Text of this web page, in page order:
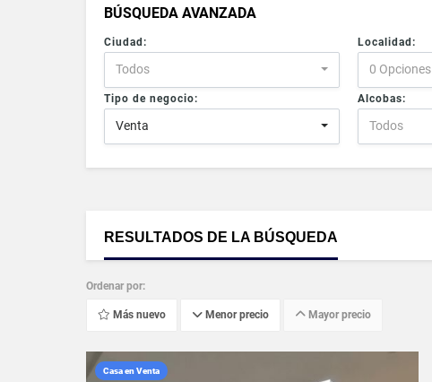
BÚSQUEDA AVANZADA
Ciudad:
Todos
Localidad:
0 Opciones
Tipo de negocio:
Venta
Alcobas:
Todos
RESULTADOS DE LA BÚSQUEDA
Ordenar por:
Más nuevo Menor precio Mayor precio
Casa en Venta